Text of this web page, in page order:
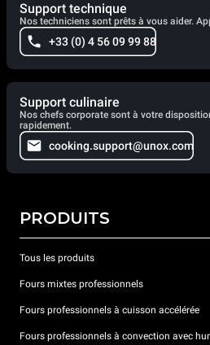
Support technique
Nos techniciens sont prêts à vous aider.
+33 (0) 4 56 09 99 88
Support culinaire
Nos chefs corporate sont à votre
rapidement.
cooking.support@unox.com
PRODUITS
Tous les produits
Fours mixtes professionnels
Fours professionnels à cuisson accélérée
Fours professionnels à convection avec